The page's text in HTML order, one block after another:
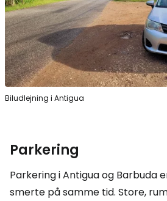
Biludlejning i Antigua
Parkering
Parkering i Antigua og Barbuda
smerte på samme tid. Store,